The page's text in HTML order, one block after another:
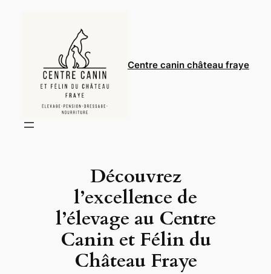
Centre canin château fraye
Découvrez
l’excellence de
l’élevage au Centre
Canin et Félin du
Château Fraye